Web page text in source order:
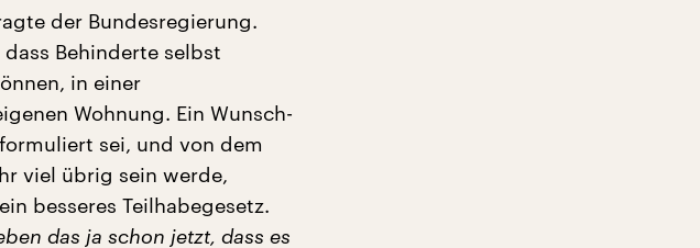
der Bundesregierung.
Behinderte selbst
in einer
Wohnung. Ein Wunsch-
sei, und von dem
viel übrig sein werde,
besseres Teilhabegesetz.
das ja schon jetzt, dass es